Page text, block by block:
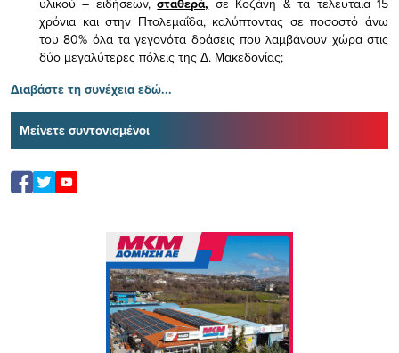
χρόνια και στην Πτολεμαΐδα, καλύπτοντας σε ποσοστό άνω
του 80% όλα τα γεγονότα δράσεις που λαμβάνουν χώρα στις
δύο μεγαλύτερες πόλεις της Δ. Μακεδονίας;
Διαβάστε τη συνέχεια εδώ...
Μείνετε συντονισμένοι